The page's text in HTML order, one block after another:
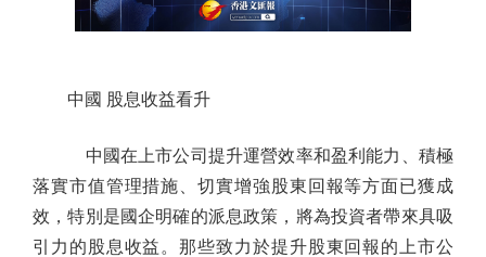
中國 股息收益看升
中國在上市公司提升運營效率和盈利能力、積極
落實市值管理措施、切實增強股東回報等方面已獲成
效，特別是國企明確的派息政策，將為投資者帶來具吸
引力的股息收益。那些致力於提升股東回報的上市公